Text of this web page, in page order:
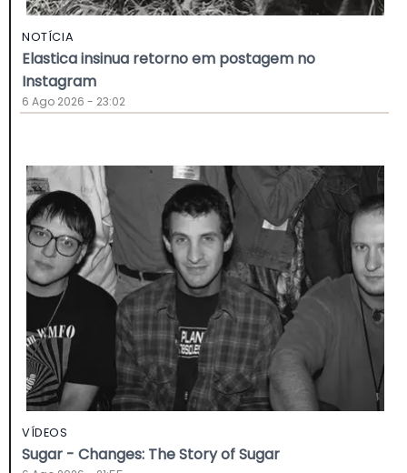
NOTÍCIA
Elastica insinua retorno em postagem no
Instagram
6 Ago 2026 - 23:02
VÍDEOS
Sugar - Changes: The Story of Sugar